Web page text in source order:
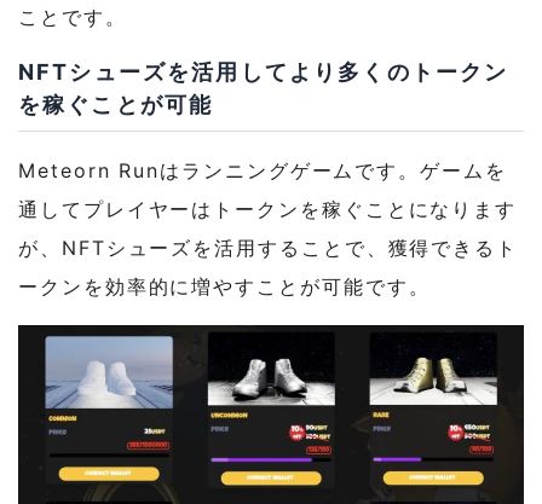
ことです。
NFTシューズを活用してより多くのトークン
を稼ぐことが可能
Meteorn Runはランニングゲームです。ゲームを
通してプレイヤーはトークンを稼ぐことになります
が、NFTシューズを活用することで、獲得できるト
ークンを効率的に増やすことが可能です。